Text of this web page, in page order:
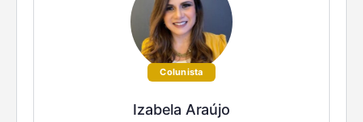
Colunista
Izabela Araújo